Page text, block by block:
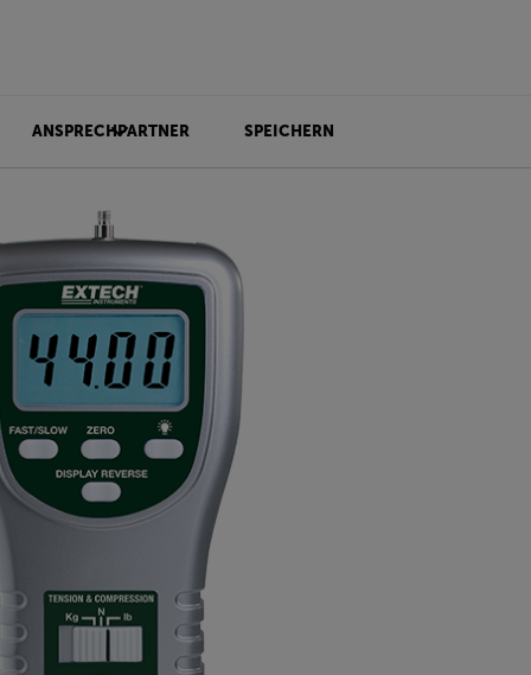
ANSPRECHPARTNER SPEICHERN